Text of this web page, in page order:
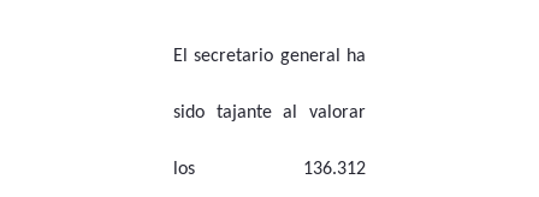
El secretario general ha
sido tajante al valorar
los 136.312